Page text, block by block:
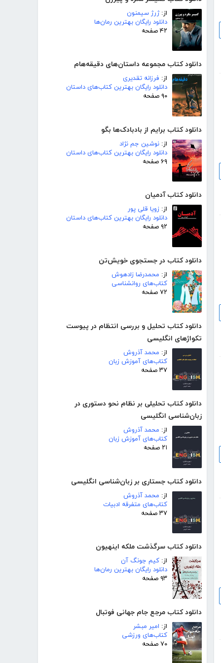
از:ژرژ سیمنون
دانلود رایگان بهترین رمان‌ها
۴۲ صفحه
دانلود کتاب مجموعه داستان‌های دقیقه‌هام
از: فرزانه تقدیری
دانلود رایگان بهترین کتاب‌های داستان
۹۰ صفحه
دانلود کتاب برایم از بادبادک‌ها بگو
از: نوشین جم نژاد
دانلود رایگان بهترین کتاب‌های داستان
۶۹ صفحه
دانلود کتاب آدمیان
از: زویا قلی پور
دانلود رایگان بهترین کتاب‌های داستان
۹۲ صفحه
دانلود کتاب در جستجوی خویش‌تن
از: محمدرضا زادهوش
کتاب‌های روانشناسی
۷۲ صفحه
دانلود کتاب تحلیل و بررسی انتظام در پیوست
تکواژهای انگلیسی
از: محمد آذروش
کتاب‌های آموزش زبان
۳۷ صفحه
دانلود کتاب تحلیلی بر نظام نحو دستوری در
زبان‌شناسی انگلیسی
از: محمد آذروش
کتاب‌های آموزش زبان
۲۱ صفحه
دانلود کتاب جستاری بر زبان‌شناسی انگلیسی
از: محمد آذروش
کتاب‌های متفرقه ادبیات
۳۷ صفحه
دانلود کتاب سرگذشت ملکه اینهیون
از: کیم جونگ آن
دانلود رایگان بهترین رمان‌ها
۹۳ صفحه
دانلود کتاب مرجع جام جهانی فوتبال
از: امیر مبشر
کتاب‌های ورزشی
۷۰ صفحه